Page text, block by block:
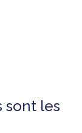
sont les